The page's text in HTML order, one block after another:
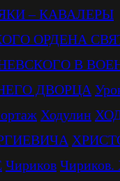
– КАВАЛЕРЫ
ОРДЕНА
В
ДВОРЦА
Ходулин
Чириков Чириков.